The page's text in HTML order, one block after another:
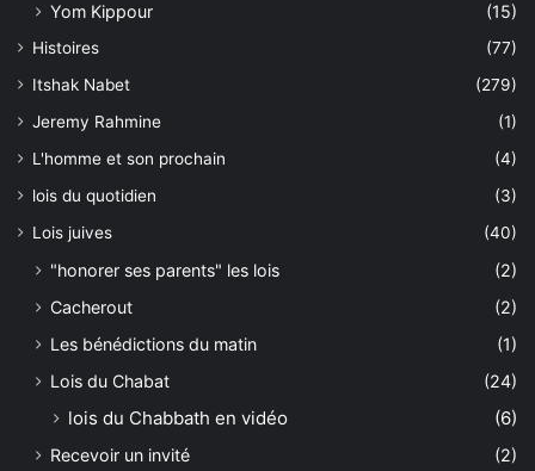
Yom Kippour
(15)
Histoires
(77)
Itshak Nabet
(279)
Jeremy Rahmine
(1)
L'homme et son prochain
(4)
lois du quotidien
(3)
Lois juives
(40)
"honorer ses parents" les lois
(2)
Cacherout
(2)
Les bénédictions du matin
(1)
Lois du Chabat
(24)
lois du Chabbath en vidéo (6)
Recevoir un invité (2)